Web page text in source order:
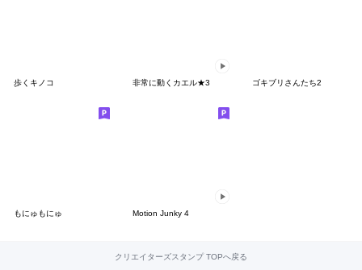
歩くキノコ 非常に動くカエル★3 ゴキブリさんたち2
もにゅもにゅ Motion Junky 4
クリエイターズスタンプ TOPへ戻る